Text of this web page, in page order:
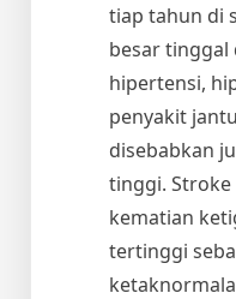
tiap tahun di
besar tinggal
hipertensi,
penyakit
disebabkan
tinggi.
kematian
tertinggi